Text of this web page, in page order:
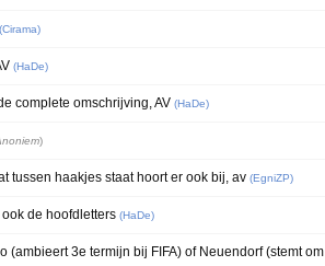
(Cirama)
(HaDe)
complete omschrijving, AV (HaDe)
)
tussen haakjes staat hoort er ook bij, av (EgniZP)
ook de hoofdletters (HaDe)
(ambieert 3e termijn bij FIFA) of Neuendorf (stemt om